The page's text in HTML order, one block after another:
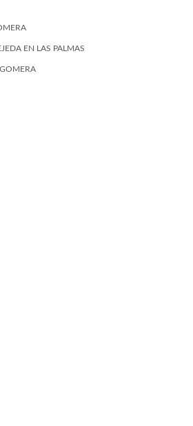
EN LAS PALMAS